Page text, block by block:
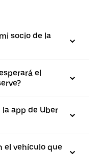
socio de la
el
app de Uber
el vehículo que